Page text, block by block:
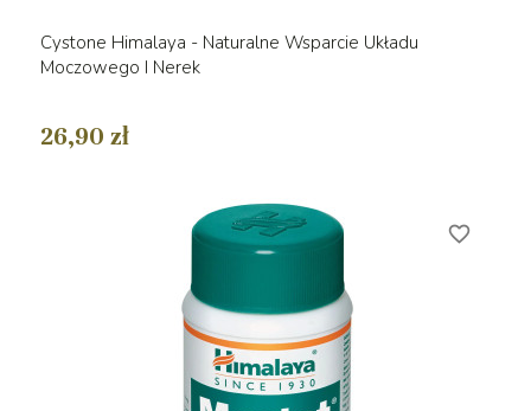
Cystone Himalaya - Naturalne Wsparcie Układu
Moczowego I Nerek
26,90 zł
favorite_border